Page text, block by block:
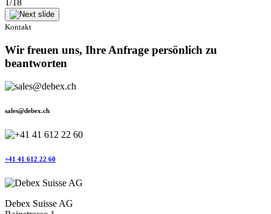
Kontakt
Wir freuen uns, Ihre Anfrage persönlich zu
beantworten
sales@debex.ch
+41 41 612 22 60
Debex Suisse AG